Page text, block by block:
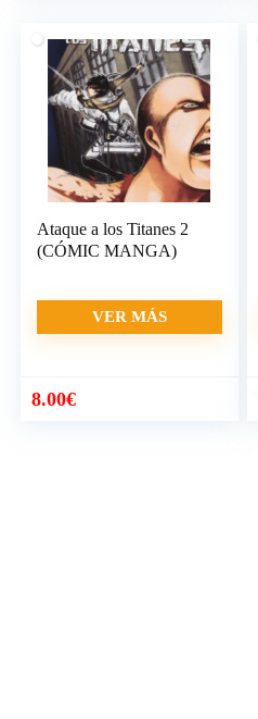
era:
6.95€.
es:
6.60€.
Ataque a los Titanes 2
(CÓMIC MANGA)
VER MÁS
8.00€